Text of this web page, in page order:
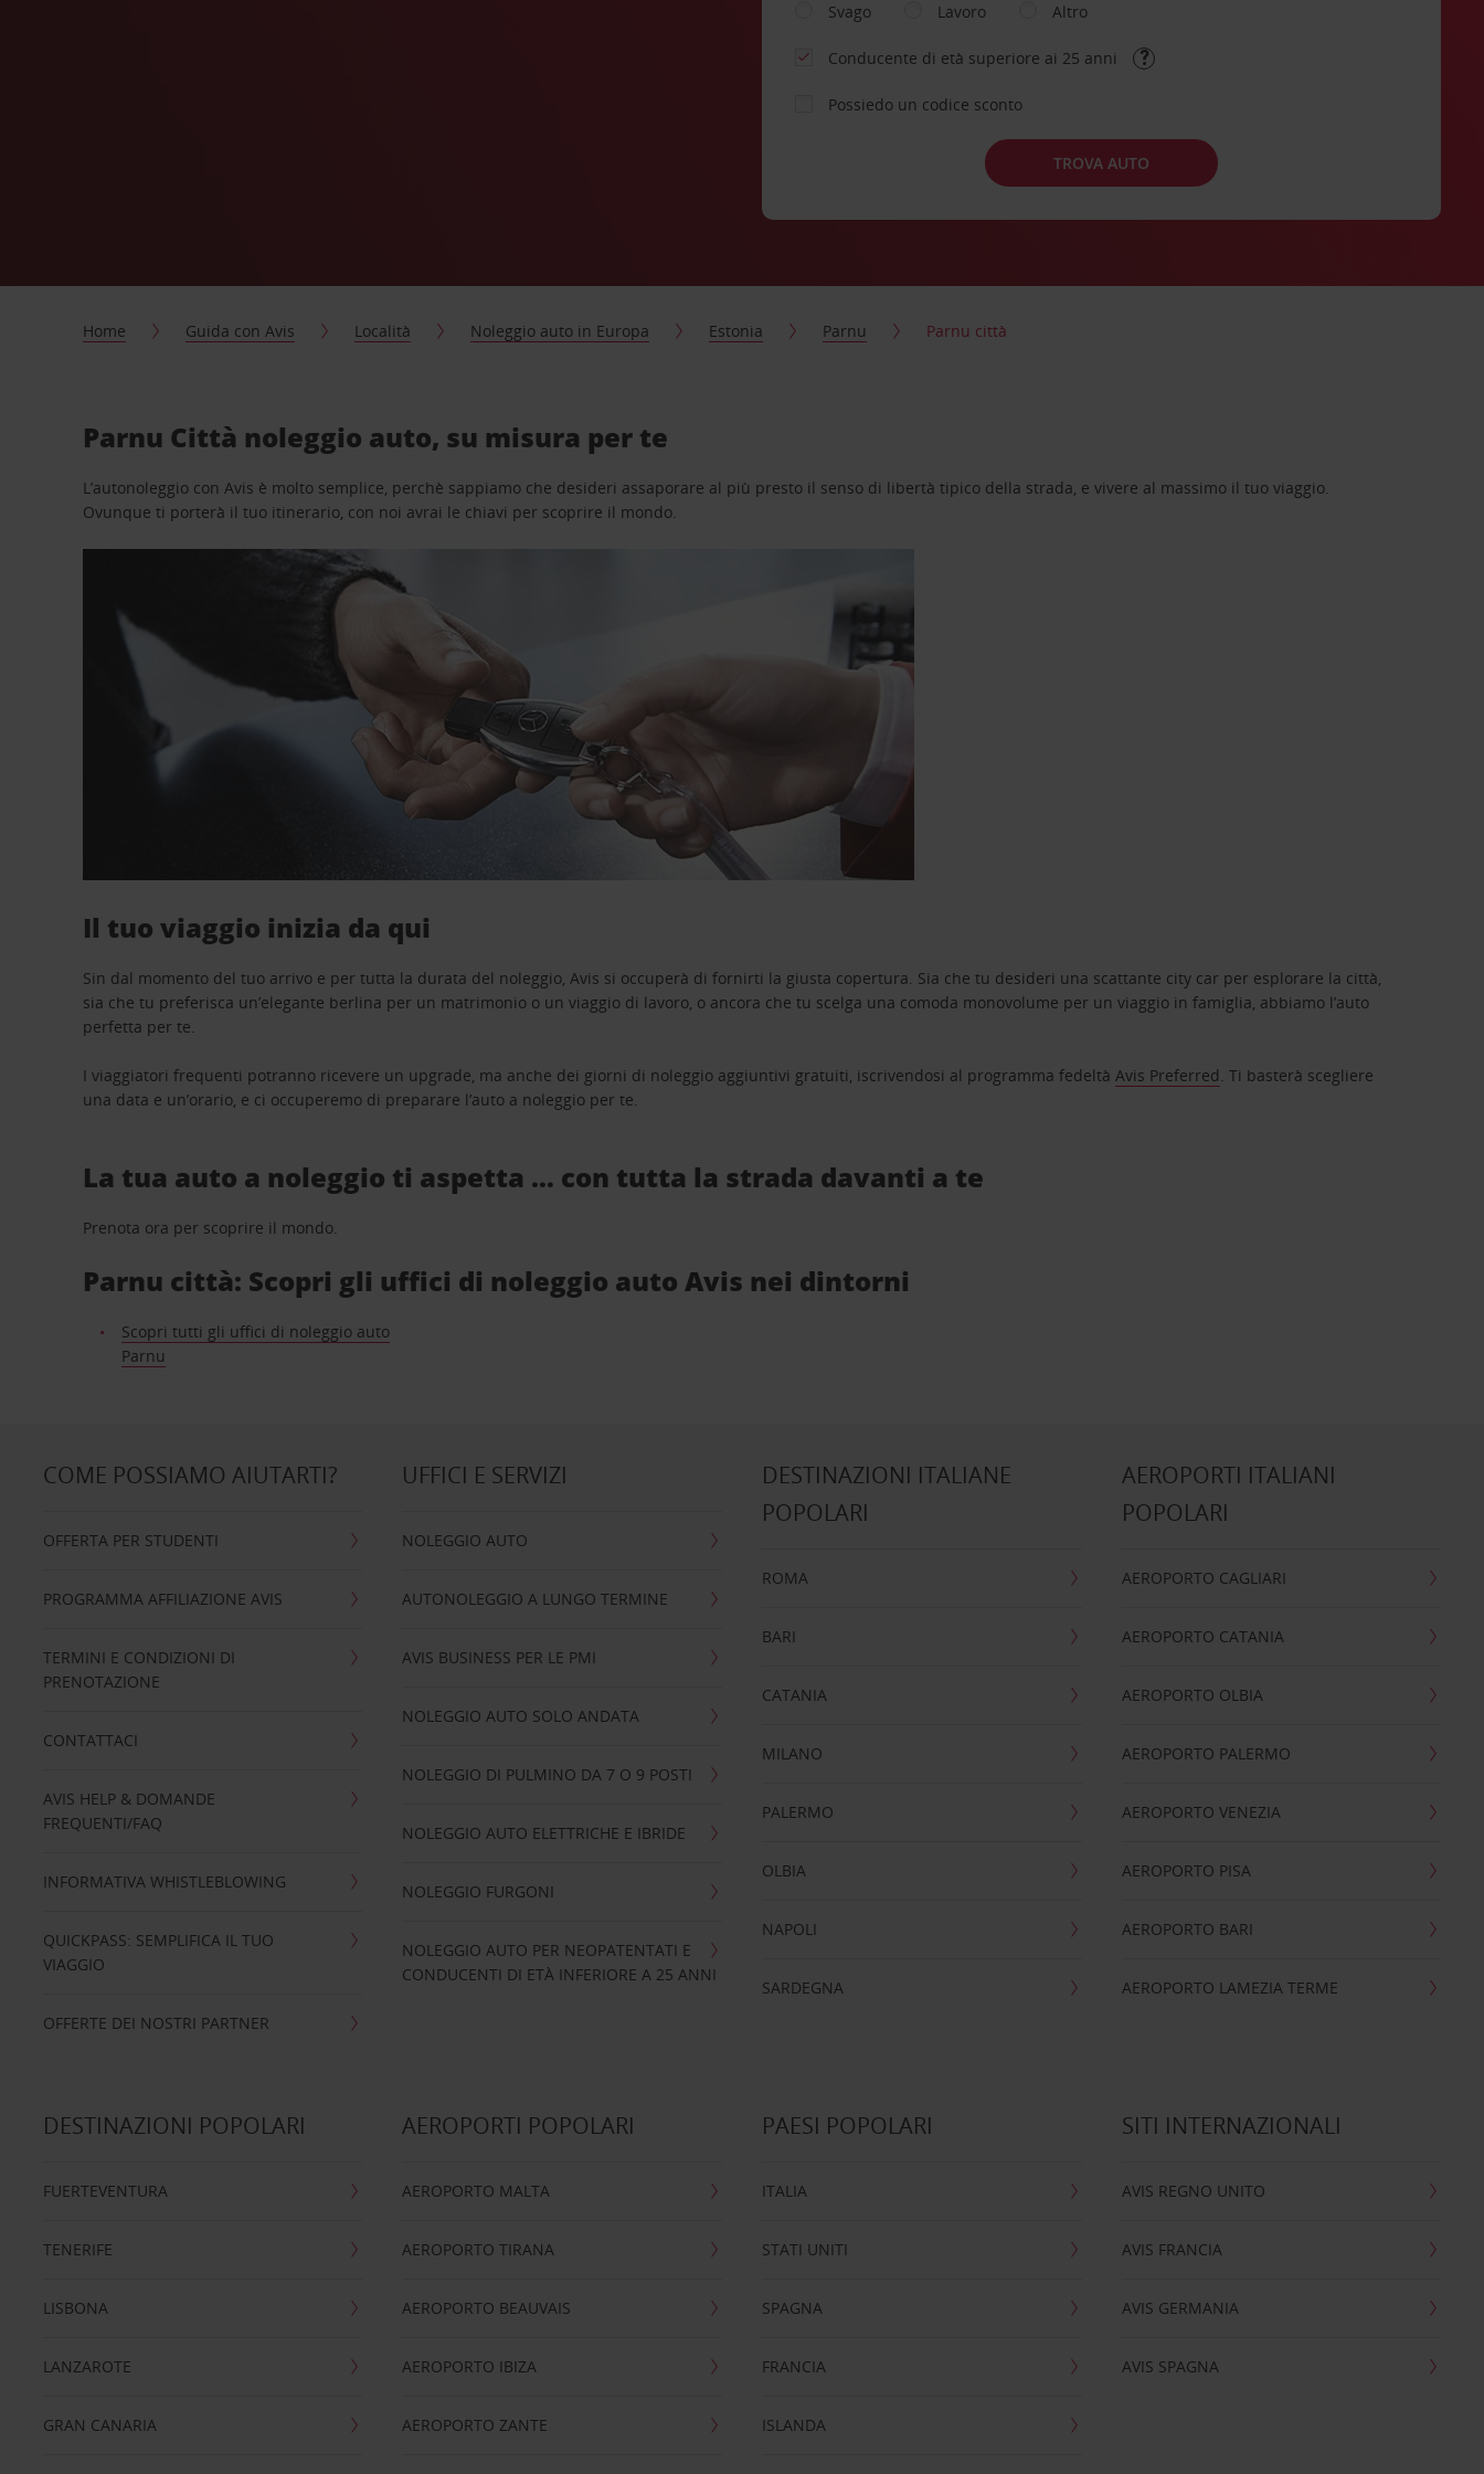
Svago
Lavoro Altro
Conducente di età superiore ai 25 anni
Possiedo un codice sconto
TROVA AUTO
Home Guida con Avis Località Noleggio auto in Europa Estonia Parnu Parnu città
Parnu Città noleggio auto, su misura per te
L’autonoleggio con Avis è molto semplice, perchè sappiamo che desideri assaporare al più presto il senso di libertà tipico della strada, e vivere al massimo il tuo viaggio.
Ovunque ti porterà il tuo itinerario, con noi avrai le chiavi per scoprire il mondo.
Il tuo viaggio inizia da qui
Sin dal momento del tuo arrivo e per tutta la durata del noleggio, Avis si occuperà di fornirti la giusta copertura. Sia che tu desideri una scattante city car per esplorare la città,
sia che tu preferisca un’elegante berlina per un matrimonio o un viaggio di lavoro, o ancora che tu scelga una comoda monovolume per un viaggio in famiglia, abbiamo l’auto
perfetta per te.
I viaggiatori frequenti potranno ricevere un upgrade, ma anche dei giorni di noleggio aggiuntivi gratuiti, iscrivendosi al programma fedeltàAvis Preferred. Ti basterà scegliere
una data e un’orario, e ci occuperemo di preparare l’auto a noleggio per te.
La tua auto a noleggio ti aspetta … con tutta la strada davanti a te
Prenota ora per scoprire il mondo.
Parnu città: Scopri gli uffici di noleggio auto Avis nei dintorni
Scopri tutti gli uffici di noleggio auto
Parnu
COME POSSIAMO AIUTARTI?
OFFERTA PER STUDENTI
PROGRAMMA AFFILIAZIONE AVIS
TERMINI E CONDIZIONI DI
PRENOTAZIONE
CONTATTACI
AVIS HELP & DOMANDE
FREQUENTI/FAQ
INFORMATIVA WHISTLEBLOWING
QUICKPASS: SEMPLIFICA IL TUO
VIAGGIO
OFFERTE DEI NOSTRI PARTNER
UFFICI E SERVIZI
NOLEGGIO AUTO
AUTONOLEGGIO A LUNGO TERMINE
AVIS BUSINESS PER LE PMI
NOLEGGIO AUTO SOLO ANDATA
NOLEGGIO DI PULMINO DA 7 O 9 POSTI
NOLEGGIO AUTO ELETTRICHE E IBRIDE
NOLEGGIO FURGONI
NOLEGGIO AUTO PER NEOPATENTATI E
CONDUCENTI DI ETÀ INFERIORE A 25 ANNI
DESTINAZIONI ITALIANE
POPOLARI
ROMA
BARI
CATANIA
MILANO
PALERMO
OLBIA
NAPOLI
SARDEGNA
AEROPORTI ITALIANI
POPOLARI
AEROPORTO CAGLIARI
AEROPORTO CATANIA
AEROPORTO OLBIA
AEROPORTO PALERMO
AEROPORTO VENEZIA
AEROPORTO PISA
AEROPORTO BARI
AEROPORTO LAMEZIA TERME
DESTINAZIONI POPOLARI
FUERTEVENTURA
TENERIFE
LISBONA
LANZAROTE
GRAN CANARIA
AEROPORTI POPOLARI
AEROPORTO MALTA
AEROPORTO TIRANA
AEROPORTO BEAUVAIS
AEROPORTO IBIZA
AEROPORTO ZANTE
PAESI POPOLARI
ITALIA
STATI UNITI
SPAGNA
FRANCIA
ISLANDA
SITI INTERNAZIONALI
AVIS REGNO UNITO
AVIS FRANCIA
AVIS GERMANIA
AVIS SPAGNA